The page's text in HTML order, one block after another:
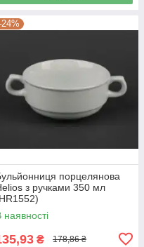
порцелянова
з ручками 350 мл
наявності
₴ 178,86 ₴